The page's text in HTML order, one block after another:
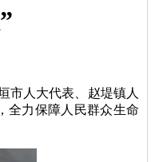
市人大代表、赵堤镇人
全力保障人民群众生命